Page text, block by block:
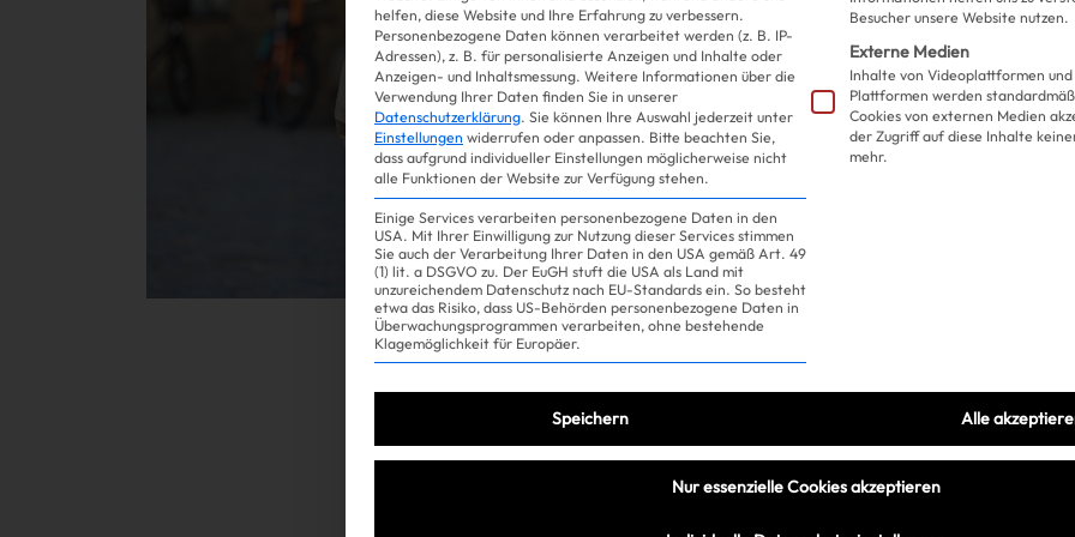
Experience
Skeptisch? Schau dir
helfen, diese Website und Ihre Erfahrung zu verbessern.
Personenbezogene Daten können verarbeitet werden (z. B. IP-
Adressen), z. B. für personalisierte Anzeigen und Inhalte oder
Anzeigen- und Inhaltsmessung. Weitere Informationen über die
Verwendung Ihrer Daten finden Sie in unserer
Datenschutzerklärung. Sie können Ihre Auswahl jederzeit unter
Einstellungen widerrufen oder anpassen. Bitte beachten Sie,
dass aufgrund individueller Einstellungen möglicherweise nicht
alle Funktionen der Website zur Verfügung stehen.
Einige Services verarbeiten personenbezogene Daten in den
USA. Mit Ihrer Einwilligung zur Nutzung dieser Services stimmen
Sie auch der Verarbeitung Ihrer Daten in den USA gemäß Art. 49
(1) lit. a DSGVO zu. Der EuGH stuft die USA als Land mit
unzureichendem Datenschutz nach EU-Standards ein. So besteht
etwa das Risiko, dass US-Behörden personenbezogene Daten in
Überwachungsprogrammen verarbeiten, ohne bestehende
Klagemöglichkeit für Europäer.
Besucher unsere Website nutzen.
Externe Medien
Inhalte von Videoplattformen
Plattformen werden
Cookies von externen Medien
der Zugriff auf diese Inhalte
mehr.
Speichern Alle
Nur essenzielle Cookies akzeptieren